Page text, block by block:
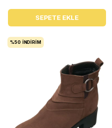
SEPETE EKLE
%50 İNDIRIM